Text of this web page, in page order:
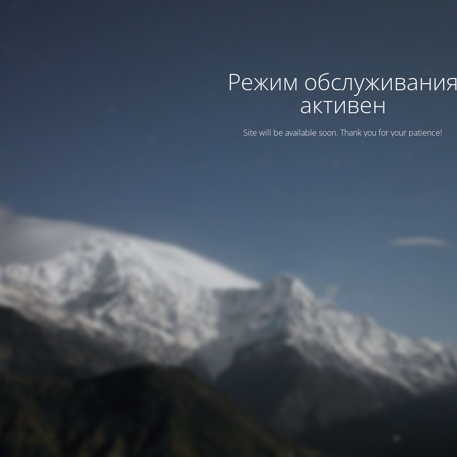
Режим
активен
Site will be available soon. Thank you for your patience!